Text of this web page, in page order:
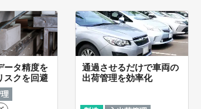
ータ精度を
スクを回避
通過させるだけで車両の
出荷管理を効率化